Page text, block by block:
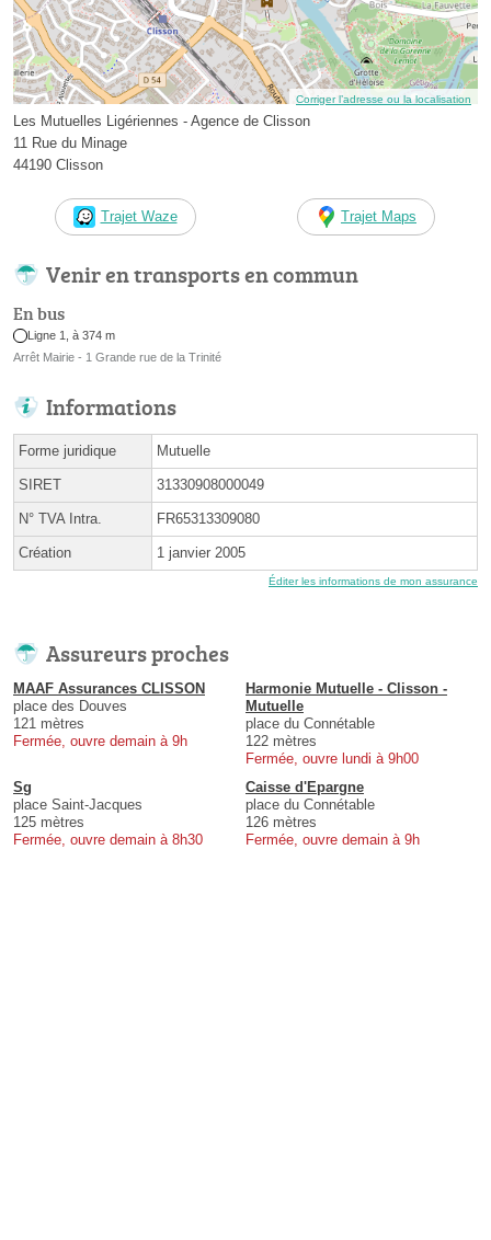
Corriger l’adresse ou la localisation
Les Mutuelles Ligériennes - Agence de Clisson
11 Rue du Minage
44190 Clisson
Trajet Waze Trajet Maps
Venir en transports en commun
En bus
Ligne 1, à 374 m
Arrêt Mairie - 1 Grande rue de la Trinité
Informations
Forme juridique Mutuelle
SIRET 31330908000049
N° TVA Intra. FR65313309080
Création 1 janvier 2005
Éditer les informations de mon assurance
Assureurs proches
MAAF Assurances CLISSON
place des Douves
121 mètres
Fermée, ouvre demain à 9h
Harmonie Mutuelle - Clisson -
Mutuelle
place du Connétable
122 mètres
Fermée, ouvre lundi à 9h00
Sg
place Saint-Jacques
125 mètres
Fermée, ouvre demain à 8h30
Caisse d'Epargne
place du Connétable
126 mètres
Fermée, ouvre demain à 9h